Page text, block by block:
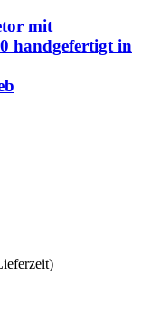
mit
handgefertigt in